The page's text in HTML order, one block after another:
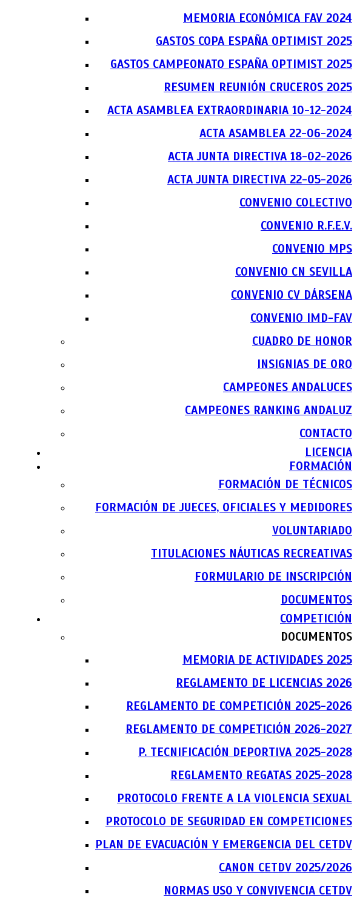
MEMORIA ECONÓMICA FAV 2024
GASTOS COPA ESPAÑA OPTIMIST 2025
GASTOS CAMPEONATO ESPAÑA OPTIMIST 2025
RESUMEN REUNIÓN CRUCEROS 2025
ACTA ASAMBLEA EXTRAORDINARIA 10-12-2024
ACTA ASAMBLEA 22-06-2024
ACTA JUNTA DIRECTIVA 18-02-2026
ACTA JUNTA DIRECTIVA 22-05-2026
CONVENIO COLECTIVO
CONVENIO R.F.E.V.
CONVENIO MPS
CONVENIO CN SEVILLA
CONVENIO CV DÁRSENA
CONVENIO IMD-FAV
CUADRO DE HONOR
INSIGNIAS DE ORO
CAMPEONES ANDALUCES
CAMPEONES RANKING ANDALUZ
CONTACTO
LICENCIA
FORMACIÓN
FORMACIÓN DE TÉCNICOS
FORMACIÓN DE JUECES, OFICIALES Y MEDIDORES
VOLUNTARIADO
TITULACIONES NÁUTICAS RECREATIVAS
FORMULARIO DE INSCRIPCIÓN
DOCUMENTOS
COMPETICIÓN
DOCUMENTOS
MEMORIA DE ACTIVIDADES 2025
REGLAMENTO DE LICENCIAS 2026
REGLAMENTO DE COMPETICIÓN 2025-2026
REGLAMENTO DE COMPETICIÓN 2026-2027
P. TECNIFICACIÓN DEPORTIVA 2025-2028
REGLAMENTO REGATAS 2025-2028
PROTOCOLO FRENTE A LA VIOLENCIA SEXUAL
PROTOCOLO DE SEGURIDAD EN COMPETICIONES
PLAN DE EVACUACIÓN Y EMERGENCIA DEL CETDV
CANON CETDV 2025/2026
NORMAS USO Y CONVIVENCIA CETDV